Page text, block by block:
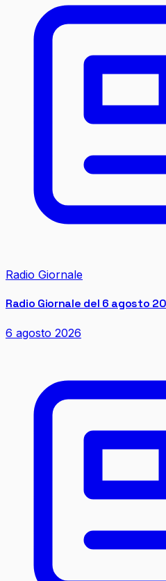
Radio Giornale
Radio Giornale del 6 agosto
6 agosto 2026